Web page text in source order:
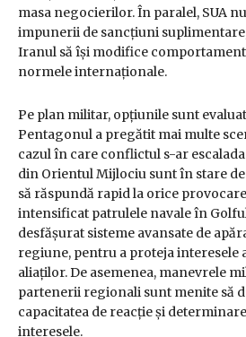
masa negocierilor. În paralel, SUA
impunerii de sancțiuni
Iranul să își modifice
normele internaționale.
Pe plan militar, opțiunile sunt
Pentagonul a pregătit mai multe
cazul în care conflictul s-ar
din Orientul Mijlociu sunt în stare
să răspundă rapid la orice
intensificat patrulele navale în
desfășurat sisteme avansate de
regiune, pentru a proteja interesele
aliaților. De asemenea, manevrele
partenerii regionali sunt menite să
capacitatea de reacție și
interesele.